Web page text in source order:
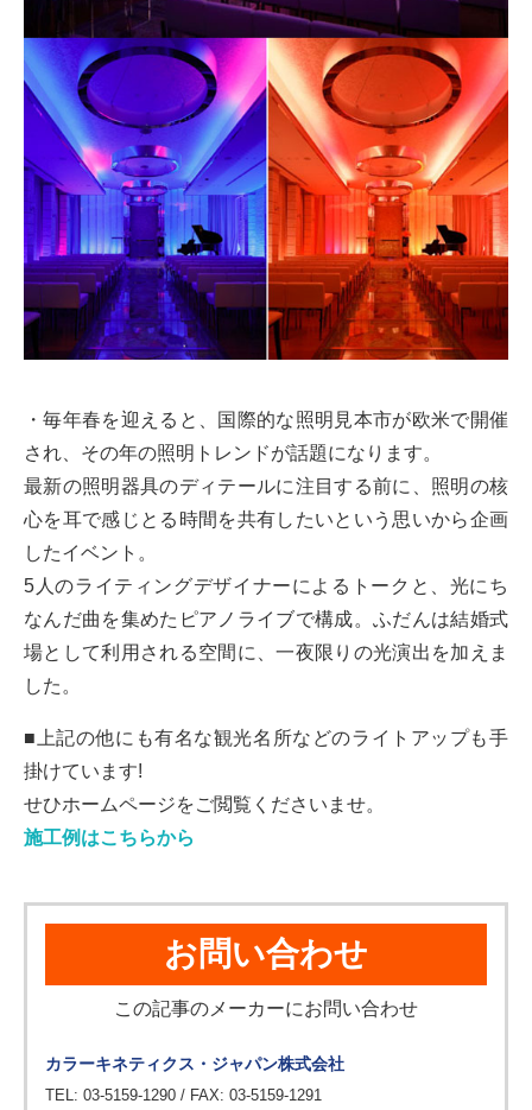
・毎年春を迎えると、国際的な照明見本市が欧米で開催
され、その年の照明トレンドが話題になります。
最新の照明器具のディテールに注目する前に、照明の核
心を耳で感じとる時間を共有したいという思いから企画
したイベント。
5人のライティングデザイナーによるトークと、光にち
なんだ曲を集めたピアノライブで構成。ふだんは結婚式
場として利用される空間に、一夜限りの光演出を加えま
した。
■上記の他にも有名な観光名所などのライトアップも手
掛けています!
せひホームページをご閲覧くださいませ。
施工例はこちらから
お問い合わせ
この記事のメーカーにお問い合わせ
カラーキネティクス・ジャパン株式会社
TEL: 03-5159-1290 / FAX: 03-5159-1291